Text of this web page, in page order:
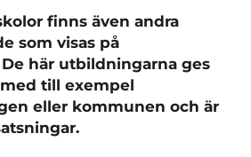
finns även andra
som visas på
här utbildningarna ges
till exempel
eller kommunen och är